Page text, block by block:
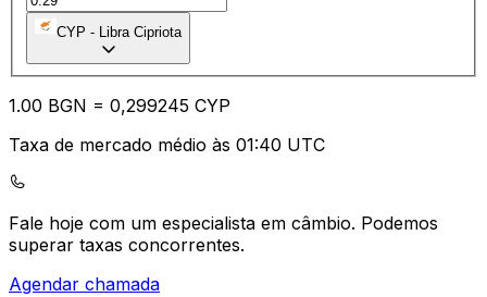
CYP - Libra Cipriota
1.00 BGN = 0,299245 CYP
Taxa de mercado médio às 01:40 UTC
Fale hoje com um especialista em câmbio. Podemos
superar taxas concorrentes.
Agendar chamada